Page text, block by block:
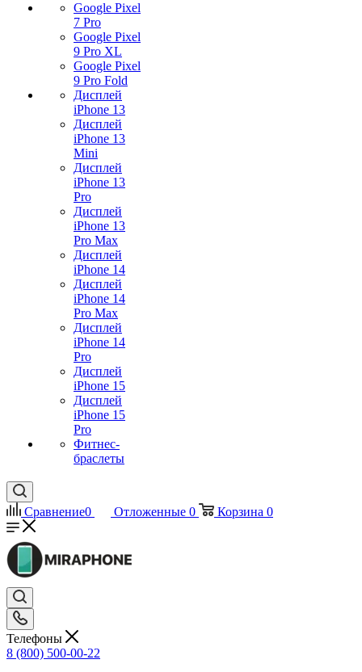
Google Pixel
7 Pro
Google Pixel
9 Pro XL
Google Pixel
9 Pro Fold
Дисплей
iPhone 13
Дисплей
iPhone 13
Mini
Дисплей
iPhone 13
Pro
Дисплей
iPhone 13
Pro Max
Дисплей
iPhone 14
Дисплей
iPhone 14
Pro Max
Дисплей
iPhone 14
Pro
Дисплей
iPhone 15
Дисплей
iPhone 15
Pro
Фитнес-
браслеты
Сравнение0 Отложенные 0 Корзина 0
Телефоны
8 (800) 500-00-22